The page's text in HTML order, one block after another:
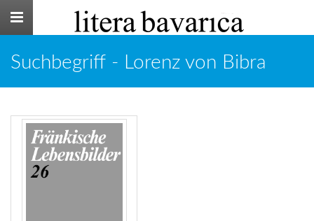
Toggle
Suchbegriff - Lorenz von Bibra